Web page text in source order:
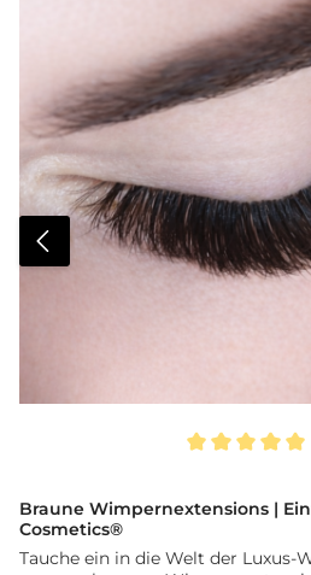
Braune Wimpernextensions |
Cosmetics®
Tauche ein in die Welt der Luxus-